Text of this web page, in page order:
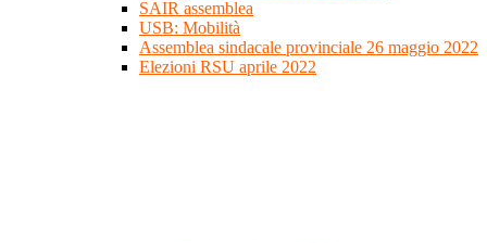
SAIR assemblea
USB: Mobilità
Assemblea sindacale provinciale 26 maggio 2022
Elezioni RSU aprile 2022